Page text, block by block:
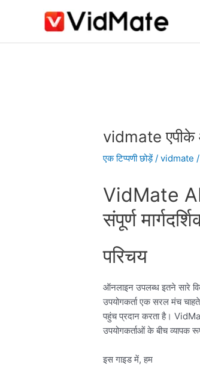
vidmate एपीके
एक टिप्पणी छोड़ें /vidmate /
VidMate
संपूर्ण
परिचय
ऑनलाइन उपलब्ध इतने सारे
उपयोगकर्ता एक सरल मंच
पहुंच प्रदान करता है।
उपयोगकर्ताओं के बीच व्यापक
इस गाइड में, हम